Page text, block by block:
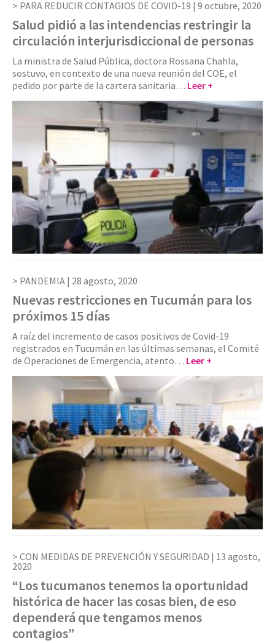
PARA REDUCIR CONTAGIOS DE COVID-19 | 9 octubre, 2020
Salud pidió a las intendencias restringir la
circulación interjurisdiccional de personas
La ministra de Salud Pública, doctora Rossana Chahla,
sostuvo, en contexto de una nueva reunión del COE, el
pedido por parte de la cartera sanitaria… Leer +
PANDEMIA | 28 agosto, 2020
Nuevas restricciones en Tucumán para los
próximos 15 días
A raíz del incremento de casos positivos de Covid-19
registrados en Tucumán en las últimas semanas, el Comité
de Operaciones de Emergencia, atento… Leer +
CON MEDIDAS DE PREVENCIÓN Y SEGURIDAD | 13 agosto,
2020
“Los tucumanos tenemos la oportunidad
histórica de hacer las cosas bien, de eso
dependerá que tengamos menos
contagios”